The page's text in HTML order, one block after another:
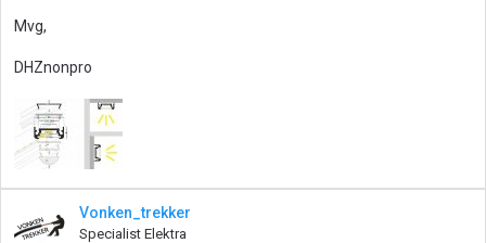
Mvg,
DHZnonpro
Vonken_trekker
Specialist Elektra